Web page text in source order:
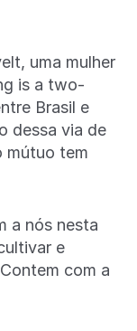
uma mulher
is a two-
Brasil e
dessa via de
mútuo tem
a nós nesta
e
com a